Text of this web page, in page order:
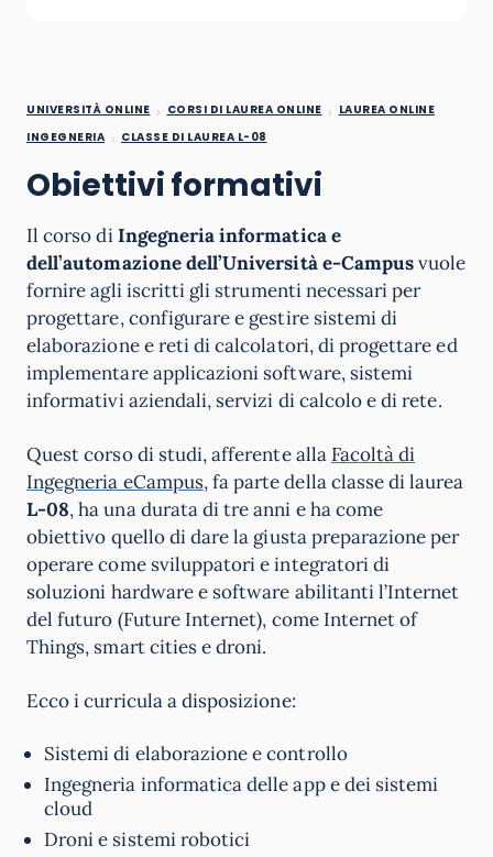
UNIVERSITÀ ONLINE CORSI DI LAUREA ONLINE
LAUREA ONLINE
INGEGNERIA
CLASSE DI LAUREA L-08
Obiettivi formativi
Il corso diIngegneria informatica e
dell’automazione dell’Università e-Campusvuole
fornire agli iscritti gli strumenti necessari per
progettare, configurare e gestire sistemi di
elaborazione e reti di calcolatori, di progettare ed
implementare applicazioni software, sistemi
informativi aziendali, servizi di calcolo e di rete.
Quest corso di studi, afferente alla Facoltà di
Ingegneria eCampus, fa parte della classe di laurea
L-08, ha una durata di tre anni e ha come
obiettivo quello di dare la giusta preparazione per
operare come sviluppatori e integratori di
soluzioni hardware e software abilitanti l’Internet
del futuro (Future Internet), come Internet of
Things, smart cities e droni.
Ecco i curricula a disposizione:
Sistemi di elaborazione e controllo
Ingegneria informatica delle app e dei sistemi
cloud
Droni e sistemi robotici